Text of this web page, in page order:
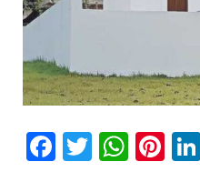
Facebook
Twitter